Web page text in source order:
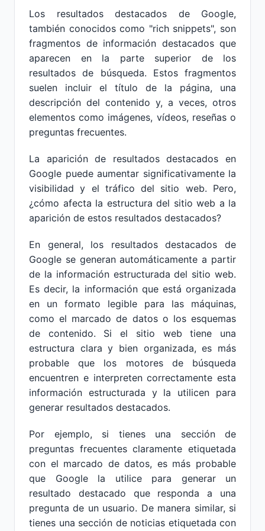
Los resultados destacados de Google,
también conocidos como "rich snippets", son
fragmentos de información destacados que
aparecen en la parte superior de los
resultados de búsqueda. Estos fragmentos
suelen incluir el título de la página, una
descripción del contenido y, a veces, otros
elementos como imágenes, vídeos, reseñas o
preguntas frecuentes.
La aparición de resultados destacados en
Google puede aumentar significativamente la
visibilidad y el tráfico del sitio web. Pero,
¿cómo afecta la estructura del sitio web a la
aparición de estos resultados destacados?
En general, los resultados destacados de
Google se generan automáticamente a partir
de la información estructurada del sitio web.
Es decir, la información que está organizada
en un formato legible para las máquinas,
como el marcado de datos o los esquemas
de contenido. Si el sitio web tiene una
estructura clara y bien organizada, es más
probable que los motores de búsqueda
encuentren e interpreten correctamente esta
información estructurada y la utilicen para
generar resultados destacados.
Por ejemplo, si tienes una sección de
preguntas frecuentes claramente etiquetada
con el marcado de datos, es más probable
que Google la utilice para generar un
resultado destacado que responda a una
pregunta de un usuario. De manera similar, si
tienes una sección de noticias etiquetada con